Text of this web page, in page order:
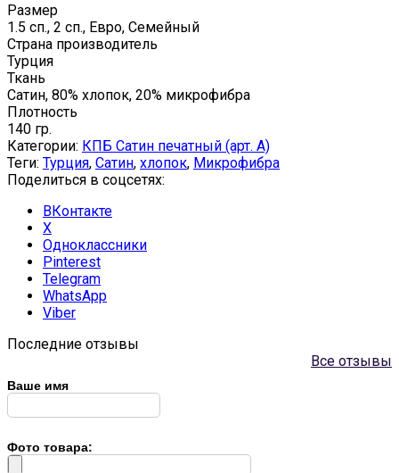
Размер
1.5 сп., 2 сп., Евро, Семейный
Страна производитель
Турция
Ткань
Сатин, 80% хлопок, 20% микрофибра
Плотность
140 гр.
Категории: КПБ Сатин печатный (арт. A)
Теги: Турция, Сатин, хлопок, Микрофибра
Поделиться в соцсетях:
ВКонтакте
X
Одноклассники
Pinterest
Telegram
WhatsApp
Viber
Последние отзывы
Все отзывы
Ваше имя
Фото товара: